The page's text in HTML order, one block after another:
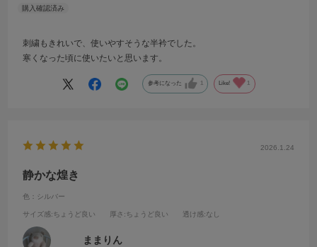
刺繍もきれいで、使いやすそうな半衿でした。
寒くなった頃に使いたいと思います。
参考になった 1 Like! 1
2026.1.24
静かな煌き
色：シルバー
サイズ感:ちょうど良い 厚さ :ちょうど良い 透け感:なし
ままりん